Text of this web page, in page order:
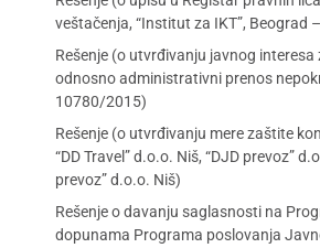
veštačenja, “Institut za IKT”, Beograd
Rešenje (o utvrđivanju javnog interesa
odnosno administrativni prenos
10780/2015)
Rešenje (o utvrđivanju mere zaštite
“DD Travel” d.o.o. Niš, “DJD prevoz”
prevoz” d.o.o. Niš)
Rešenje o davanju saglasnosti na
dopunama Programa poslovanja